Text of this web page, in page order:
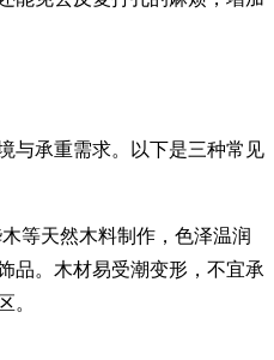
与承重需求。以下是三种常见
等天然木料制作，色泽温润
品。木材易受潮变形，不宜承
。